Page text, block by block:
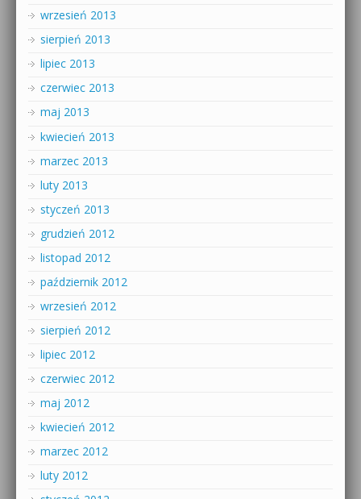
wrzesień 2013
sierpień 2013
lipiec 2013
czerwiec 2013
maj 2013
kwiecień 2013
marzec 2013
luty 2013
styczeń 2013
grudzień 2012
listopad 2012
październik 2012
wrzesień 2012
sierpień 2012
lipiec 2012
czerwiec 2012
maj 2012
kwiecień 2012
marzec 2012
luty 2012